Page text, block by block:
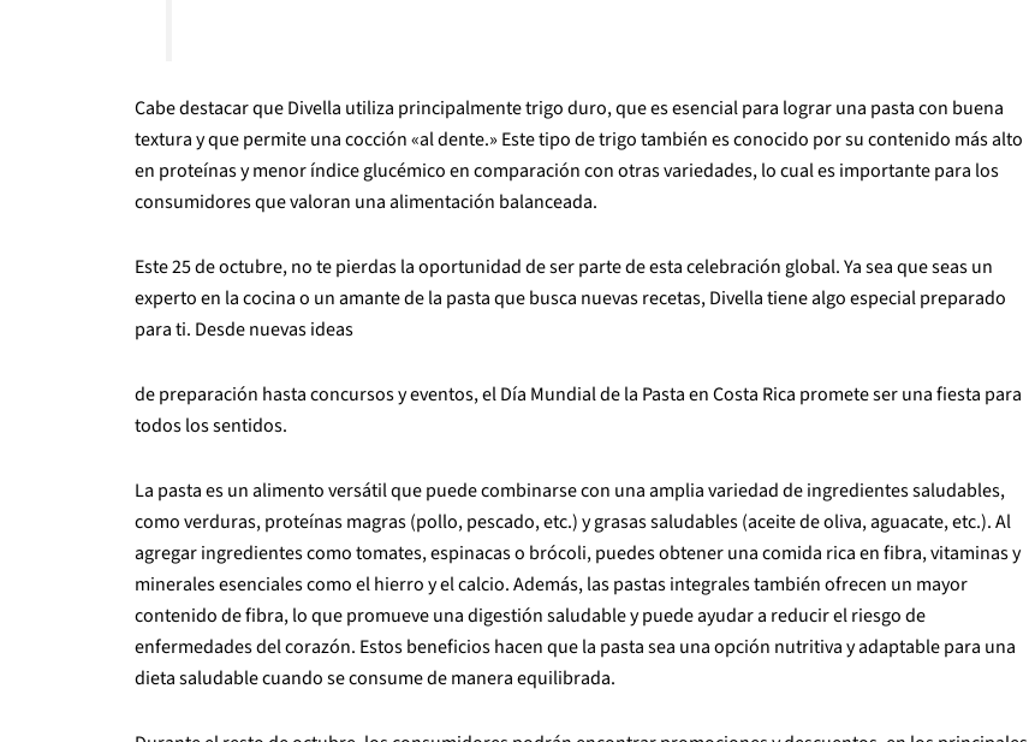
Cabe destacar que Divella utiliza principalmente trigo duro, que es esencial para lograr una pasta con buena
textura y que permite una cocción «al dente.» Este tipo de trigo también es conocido por su contenido más alto
en proteínas y menor índice glucémico en comparación con otras variedades, lo cual es importante para los
consumidores que valoran una alimentación balanceada.
Este 25 de octubre, no te pierdas la oportunidad de ser parte de esta celebración global. Ya sea que seas un
experto en la cocina o un amante de la pasta que busca nuevas recetas, Divella tiene algo especial preparado
para ti. Desde nuevas ideas
de preparación hasta concursos y eventos, el Día Mundial de la Pasta en Costa Rica promete ser una fiesta para
todos los sentidos.
La pasta es un alimento versátil que puede combinarse con una amplia variedad de ingredientes saludables,
como verduras, proteínas magras (pollo, pescado, etc.) y grasas saludables (aceite de oliva, aguacate, etc.). Al
agregar ingredientes como tomates, espinacas o brócoli, puedes obtener una comida rica en fibra, vitaminas y
minerales esenciales como el hierro y el calcio. Además, las pastas integrales también ofrecen un mayor
contenido de fibra, lo que promueve una digestión saludable y puede ayudar a reducir el riesgo de
enfermedades del corazón. Estos beneficios hacen que la pasta sea una opción nutritiva y adaptable para una
dieta saludable cuando se consume de manera equilibrada.